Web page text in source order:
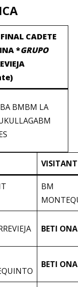
CADETE
*GRUPO
BMBM LA
BM
BETI
BETI